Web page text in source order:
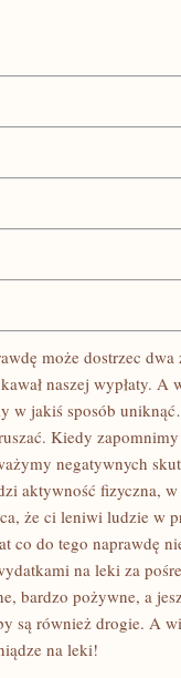
może dostrzec
naszej wypłaty.
w jakiś sposób
Kiedy
negatywnych
aktywność fizyczna,
że ci leniwi ludzie w
co do tego naprawdę
na leki za
bardzo pożywne, a
są również drogie. A
na leki!